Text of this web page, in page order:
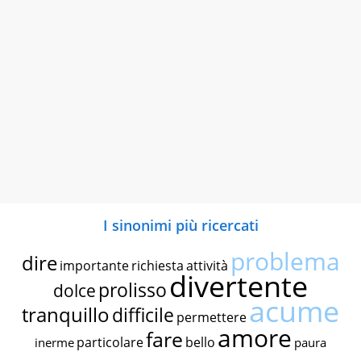
I sinonimi più ricercati
dire importante richiestaattività problema
dolce prolissodivertente
tranquillodifficile permettereacume
inerme particolarefare bello amore paura